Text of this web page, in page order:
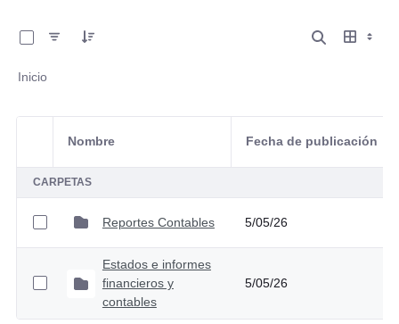
Inicio
Selección del elemento
Nombre Fecha de publicación
CARPETAS
Reportes Contables 5/05/26
Estados e informes
financieros y
contables
5/05/26